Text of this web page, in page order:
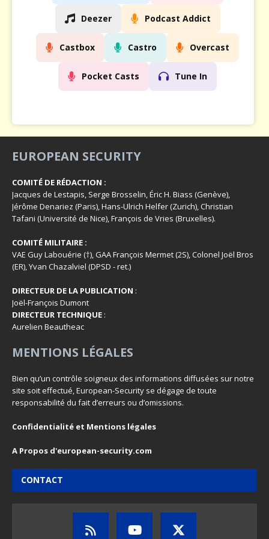
Deezer Podcast Addict
Castbox Castro Overcast
Pocket Casts Tune In
EUROPEAN SECURITY
COMITÉ DE RÉDACTION :
Jacques de Lestapis, Serge Brosselin, Éric H. Biass (Genève),
Jérôme Denariez (Paris), Hans-Ulrich Helfer (Zurich), Christian
Tafani (Université de Nice), François de Vries (Bruxelles).
COMITÉ MILITAIRE :
VAE Guy Labouérie (†), GAA François Mermet (2S), Colonel Joël Bros
(ER), Yvan Chazalviel (DPSD - ret.)
DIRECTEUR DE LA PUBLICATION :
Joël-François Dumont
DIRECTEUR TECHNIQUE :
Aurelien Beautheac
MENTIONS LÉGALES
Bien qu’un contrôle soigneux des informations diffusées sur notre
site soit effectué, European-Security se dégage de toute
responsabilité du fait d’erreurs ou d’omissions.
Confidentialité et Mentions légales
A Propos d'european-security.com
CONTACT